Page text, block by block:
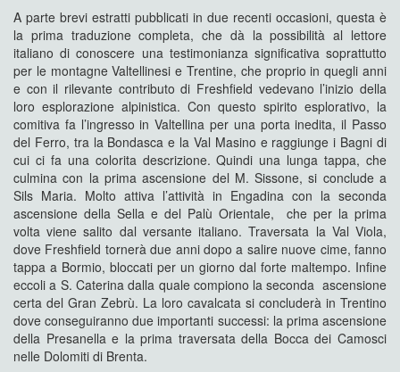
A parte brevi estratti pubblicati in due recenti occasioni, questa è
la prima traduzione completa, che dà la possibilità al lettore
italiano di conoscere una testimonianza significativa soprattutto
per le montagne Valtellinesi e Trentine, che proprio in quegli anni
e con il rilevante contributo di Freshfield vedevano l’inizio della
loro esplorazione alpinistica. Con questo spirito esplorativo, la
comitiva fa l’ingresso in Valtellina per una porta inedita, il Passo
del Ferro, tra la Bondasca e la Val Masino e raggiunge i Bagni di
cui ci fa una colorita descrizione. Quindi una lunga tappa, che
culmina con la prima ascensione del M. Sissone, si conclude a
Sils Maria. Molto attiva l’attività in Engadina con la seconda
ascensione della Sella e del Palù Orientale, che per la prima
volta viene salito dal versante italiano. Traversata la Val Viola,
dove Freshfield tornerà due anni dopo a salire nuove cime, fanno
tappa a Bormio, bloccati per un giorno dal forte maltempo. Infine
eccoli a S. Caterina dalla quale compiono la seconda ascensione
certa del Gran Zebrù. La loro cavalcata si concluderà in Trentino
dove conseguiranno due importanti successi: la prima ascensione
della Presanella e la prima traversata della Bocca dei Camosci
nelle Dolomiti di Brenta.